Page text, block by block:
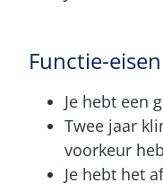
Functie-eisen
Je hebt een
Twee jaar
voorkeur
Je hebt het